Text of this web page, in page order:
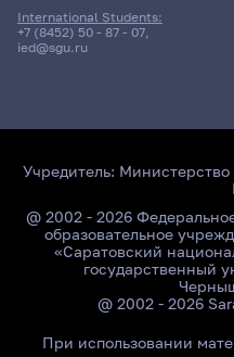
International Students:
+7 (8452) 50 - 87 - 07,
ied@sgu.ru
Учредитель: Министерство
@ 2002 - 2026
образовательное
«Саратовский
государственный
@ 2002 - 2026
При использовании